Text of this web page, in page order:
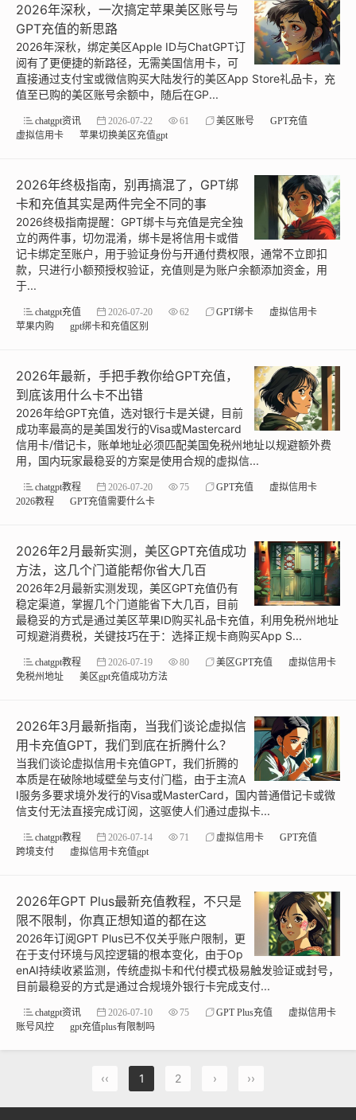
2026年深秋，一次搞定苹果美区账号与
GPT充值的新思路
2026年深秋，绑定美区Apple ID与ChatGPT订
阅有了更便捷的新路径，无需美国信用卡，可
直接通过支付宝或微信购买大陆发行的美区App Store礼品卡，充
值至已购的美区账号余额中，随后在GP...
chatgpt资讯 2026-07-22 61 美区账号
GPT充值
虚拟信用卡
苹果切换美区充值gpt
2026年终极指南，别再搞混了，GPT绑
卡和充值其实是两件完全不同的事
2026终极指南提醒：GPT绑卡与充值是完全独
立的两件事，切勿混淆，绑卡是将信用卡或借
记卡绑定至账户，用于验证身份与开通付费权限，通常不立即扣
款，只进行小额预授权验证，充值则是为账户余额添加资金，用
于...
chatgpt充值 2026-07-20 62 GPT绑卡
虚拟信用卡
苹果内购
gpt绑卡和充值区别
2026年最新，手把手教你给GPT充值，
到底该用什么卡不出错
2026年给GPT充值，选对银行卡是关键，目前
成功率最高的是美国发行的Visa或Mastercard
信用卡/借记卡，账单地址必须匹配美国免税州地址以规避额外费
用，国内玩家最稳妥的方案是使用合规的虚拟信...
chatgpt教程 2026-07-20 75 GPT充值
虚拟信用卡
2026教程
GPT充值需要什么卡
2026年2月最新实测，美区GPT充值成功
方法，这几个门道能帮你省大几百
2026年2月最新实测发现，美区GPT充值仍有
稳定渠道，掌握几个门道能省下大几百，目前
最稳妥的方式是通过美区苹果ID购买礼品卡充值，利用免税州地址
可规避消费税，关键技巧在于：选择正规卡商购买App S...
chatgpt教程 2026-07-19 80 美区GPT充值
虚拟信用卡
免税州地址
美区gpt充值成功方法
2026年3月最新指南，当我们谈论虚拟信
用卡充值GPT，我们到底在折腾什么？
当我们谈论虚拟信用卡充值GPT，我们折腾的
本质是在破除地域壁垒与支付门槛，由于主流A
I服务多要求境外发行的Visa或MasterCard，国内普通借记卡或微
信支付无法直接完成订阅，这驱使人们通过虚拟卡...
chatgpt教程 2026-07-14 71 虚拟信用卡
GPT充值
跨境支付
虚拟信用卡充值gpt
2026年GPT Plus最新充值教程，不只是
限不限制，你真正想知道的都在这
2026年订阅GPT Plus已不仅关乎账户限制，更
在于支付环境与风控逻辑的根本变化，由于Op
enAI持续收紧监测，传统虚拟卡和代付模式极易触发验证或封号，
目前最稳妥的方式是通过合规境外银行卡完成支付...
chatgpt资讯 2026-07-10 75 GPT Plus充值
虚拟信用卡
账号风控
gpt充值plus有限制吗
‹‹ 1 2 › ››